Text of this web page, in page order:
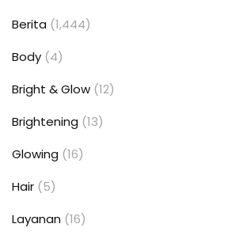
Berita (1,444)
Body (4)
Bright & Glow (12)
Brightening (13)
Glowing (16)
Hair (5)
Layanan (16)